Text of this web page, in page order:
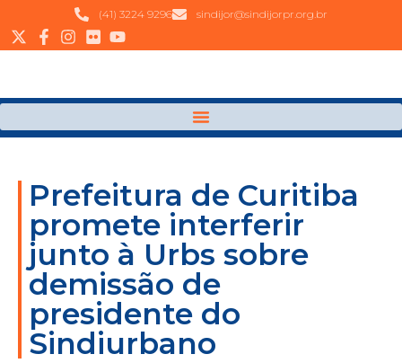
(41) 3224 9296 sindijor@sindijorpr.org.br
Prefeitura de Curitiba
promete interferir
junto à Urbs sobre
demissão de
presidente do
Sindiurbano